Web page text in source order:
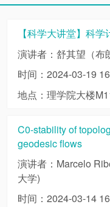
【科学大讲堂】科
演讲者：舒其望（布
时间：2024-03-19
地点：理学院大楼
C0-stability of
geodesic flows
演讲者：Marcelo
大学)
时间：2024-03-14